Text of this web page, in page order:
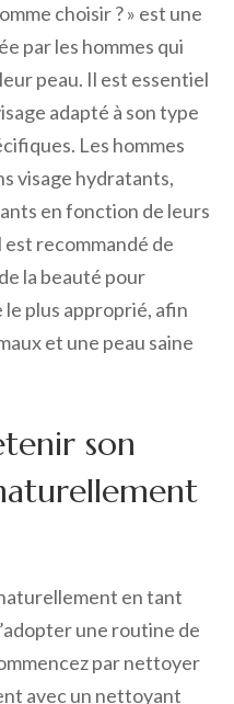
choisir ? » est une
par les hommes qui
peau. Il est essentiel
adapté à son type
Les hommes
visage hydratants,
en fonction de leurs
recommandé de
la beauté pour
plus approprié, afin
et une peau saine
son
en tant
une routine de
par nettoyer
avec un nettoyant